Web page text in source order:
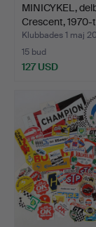
MINICYKEL,
Crescent, 1970-
Klubbades 1 maj
15 bud
127 USD